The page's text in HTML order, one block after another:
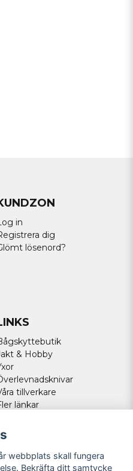
in
dig
lösenord?
& Hobby
tillverkare
länkar
webbplats skall fungera
Bekräfta ditt samtycke